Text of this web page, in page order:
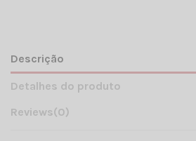
Descrição
Detalhes do produto
Reviews(0)